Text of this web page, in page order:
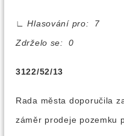
∟
Hlasování pro:
Zdrželo se: 0
3122/52/13
Rada města doporučila
záměr prodeje pozemku